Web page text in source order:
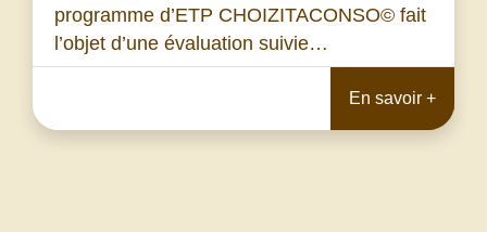
programme d’ETP CHOIZITACONSO© fait
l’objet d’une évaluation suivie…
En savoir +